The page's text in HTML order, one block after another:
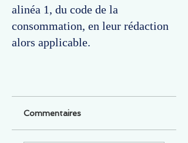
alinéa 1, du code de la
consommation, en leur rédaction
alors applicable.
Commentaires